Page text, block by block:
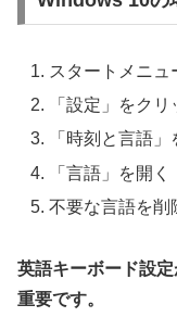
スタートメニュ
「設定」をクリ
「時刻と言語」
「言語」を開く
不要な言語を削
英語キーボード設
重要です。